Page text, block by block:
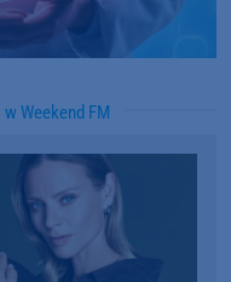
w Weekend FM